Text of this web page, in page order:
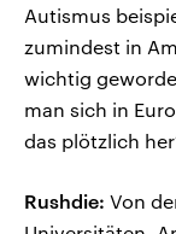
Autismus
zumindest in
wichtig
man sich in
das plötzlich
Rushdie: Von